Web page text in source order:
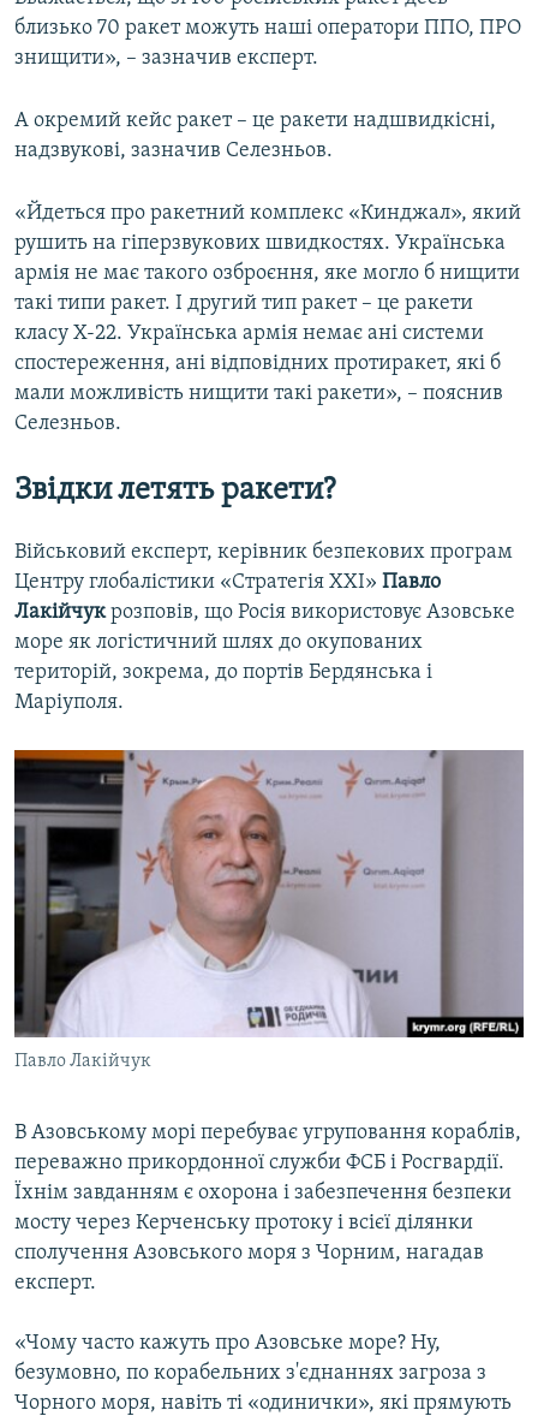
близько 70 ракет можуть наші оператори ППО, ПРО
знищити», – зазначив експерт.
А окремий кейс ракет – це ракети надшвидкісні,
надзвукові, зазначив Селезньов.
«Йдеться про ракетний комплекс «Кинджал», який
рушить на гіперзвукових швидкостях. Українська
армія не має такого озброєння, яке могло б нищити
такі типи ракет. І другий тип ракет – це ракети
класу Х-22. Українська армія немає ані системи
спостереження, ані відповідних протиракет, які б
мали можливість нищити такі ракети», – пояснив
Селезньов.
Звідки летять ракети?
Військовий експерт, керівник безпекових програм
Центру глобалістики «Стратегія ХХІ» Павло
Лакійчукрозповів, що Росія використовує Азовське
море як логістичний шлях до окупованих
територій, зокрема, до портів Бердянська і
Маріуполя.
Павло Лакійчук
В Азовському морі перебуває угруповання кораблів,
переважно прикордонної служби ФСБ і Росгвардії.
Їхнім завданням є охорона і забезпечення безпеки
мосту через Керченську протоку і всієї ділянки
сполучення Азовського моря з Чорним, нагадав
експерт.
«Чому часто кажуть про Азовське море? Ну,
безумовно, по корабельних з'єднаннях загроза з
Чорного моря, навіть ті «одинички», які прямують